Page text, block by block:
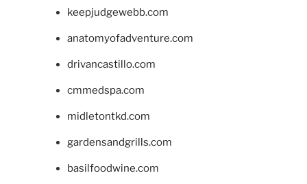
keepjudgewebb.com
anatomyofadventure.com
drivancastillo.com
cmmedspa.com
midletontkd.com
gardensandgrills.com
basilfoodwine.com